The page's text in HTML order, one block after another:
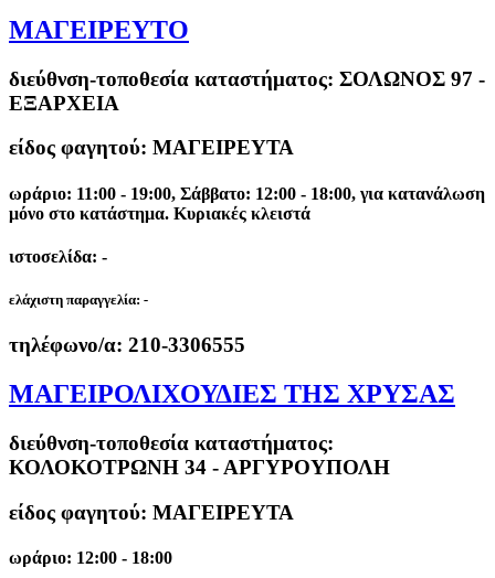
ΜΑΓΕΙΡΕΥΤΟ
διεύθνση-τοποθεσία καταστήματος: ΣΟΛΩΝΟΣ 97 -
ΕΞΑΡΧΕΙΑ
είδος φαγητού: ΜΑΓΕΙΡΕΥΤΑ
ωράριο: 11:00 - 19:00, Σάββατο: 12:00 - 18:00, για κατανάλωση
μόνο στο κατάστημα. Κυριακές κλειστά
ιστοσελίδα: -
ελάχιστη παραγγελία: -
τηλέφωνο/α: 210-3306555
ΜΑΓΕΙΡΟΛΙΧΟΥΔΙΕΣ ΤΗΣ ΧΡΥΣΑΣ
διεύθνση-τοποθεσία καταστήματος:
ΚΟΛΟΚΟΤΡΩΝΗ 34 - ΑΡΓΥΡΟΥΠΟΛΗ
είδος φαγητού: ΜΑΓΕΙΡΕΥΤΑ
ωράριο: 12:00 - 18:00